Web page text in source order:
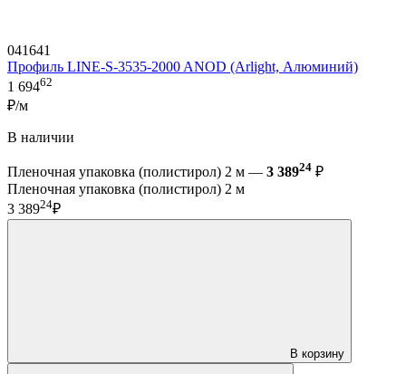
041641
Профиль LINE-S-3535-2000 ANOD (Arlight, Алюминий)
1 69462
₽/м
В наличии
Пленочная упаковка (полистирол) 2 м — 3 38924 ₽
Пленочная упаковка (полистирол) 2 м
3 38924₽
В корзину